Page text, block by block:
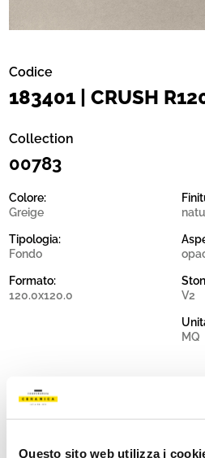
Questo sito web utilizza i
Codice
183401 | CRUSH
Collection
00783
Colore:
Greige
Tipologia:
Fondo
Formato:
120.0x120.0
V2
MQ